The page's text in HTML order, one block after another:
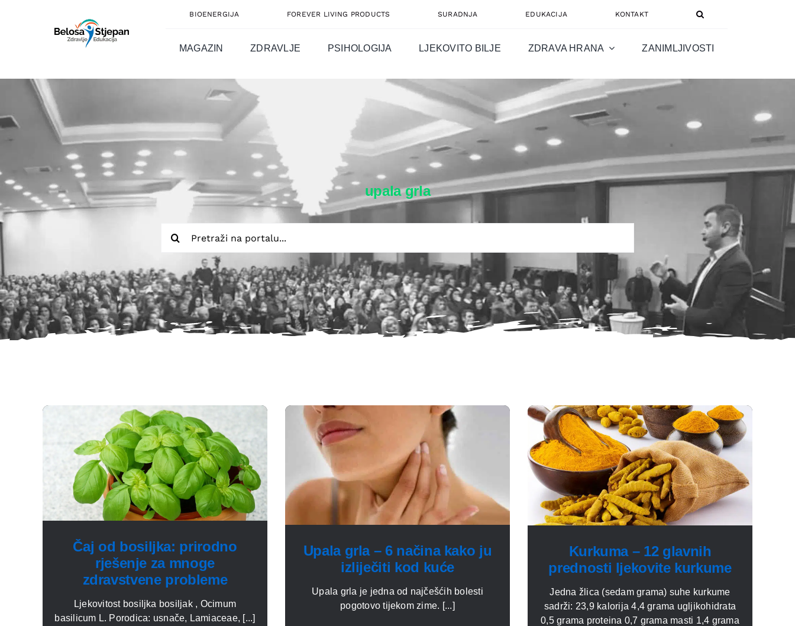
BIOENERGIJA FOREVER LIVING PRODUCTS SURADNJA EDUKACIJA KONTAKT
MAGAZIN ZDRAVLJE PSIHOLOGIJA LJEKOVITO BILJE ZDRAVA HRANA ZANIMLJIVOSTI
upala grla
Čaj od bosiljka: prirodno
rješenje za mnoge
zdravstvene probleme
Ljekovitost bosiljka bosiljak , Ocimum
basilicum L. Porodica: usnače, Lamiaceae, [...]
Upala grla – 6 načina kako ju
izliječiti kod kuće
Upala grla je jedna od najčešćih bolesti
pogotovo tijekom zime. [...]
Kurkuma – 12 glavnih
prednosti ljekovite kurkume
Jedna žlica (sedam grama) suhe kurkume
sadrži: 23,9 kalorija 4,4 grama ugljikohidrata
0,5 grama proteina 0,7 grama masti 1,4 grama